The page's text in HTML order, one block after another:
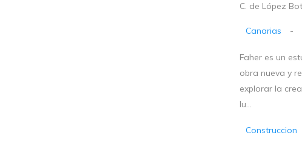
C. de López
Canarias -
Faher es un
obra nueva y
explorar la
lu...
Construccion